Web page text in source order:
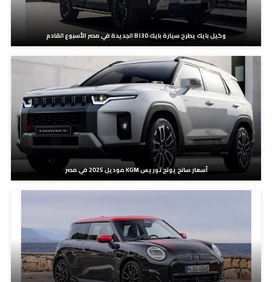
وكيل بايك يطرح سيارة بايك BJ30 الجديدة في مصر الأسبوع القادم
أسعار سانج يونج توريس KGM موديل 2025 في مصر